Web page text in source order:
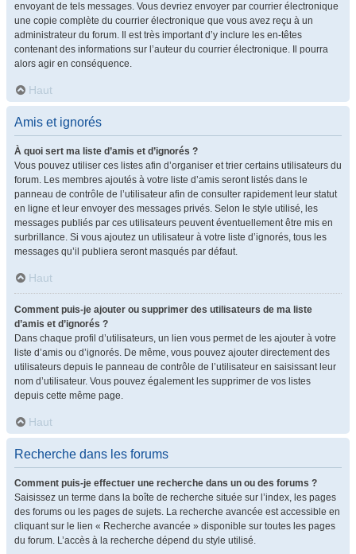
envoyant de tels messages. Vous devriez envoyer par courrier électronique
une copie complète du courrier électronique que vous avez reçu à un
administrateur du forum. Il est très important d’y inclure les en-têtes
contenant des informations sur l’auteur du courrier électronique. Il pourra
alors agir en conséquence.
Haut
Amis et ignorés
À quoi sert ma liste d’amis et d’ignorés ?
Vous pouvez utiliser ces listes afin d’organiser et trier certains utilisateurs du
forum. Les membres ajoutés à votre liste d’amis seront listés dans le
panneau de contrôle de l’utilisateur afin de consulter rapidement leur statut
en ligne et leur envoyer des messages privés. Selon le style utilisé, les
messages publiés par ces utilisateurs peuvent éventuellement être mis en
surbrillance. Si vous ajoutez un utilisateur à votre liste d’ignorés, tous les
messages qu’il publiera seront masqués par défaut.
Haut
Comment puis-je ajouter ou supprimer des utilisateurs de ma liste
d’amis et d’ignorés ?
Dans chaque profil d’utilisateurs, un lien vous permet de les ajouter à votre
liste d’amis ou d’ignorés. De même, vous pouvez ajouter directement des
utilisateurs depuis le panneau de contrôle de l’utilisateur en saisissant leur
nom d’utilisateur. Vous pouvez également les supprimer de vos listes
depuis cette même page.
Haut
Recherche dans les forums
Comment puis-je effectuer une recherche dans un ou des forums ?
Saisissez un terme dans la boîte de recherche située sur l’index, les pages
des forums ou les pages de sujets. La recherche avancée est accessible en
cliquant sur le lien « Recherche avancée » disponible sur toutes les pages
du forum. L’accès à la recherche dépend du style utilisé.